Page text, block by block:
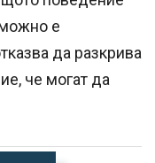
е
да разкрива
че могат да